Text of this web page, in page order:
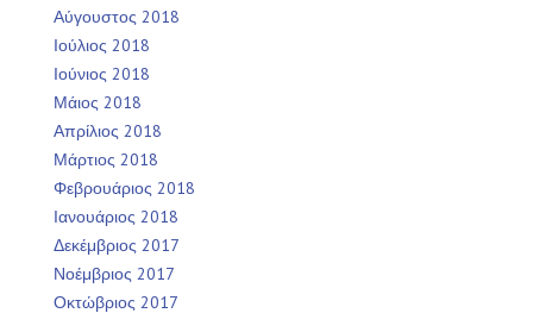
Αύγουστος 2018
Ιούλιος 2018
Ιούνιος 2018
Μάιος 2018
Απρίλιος 2018
Μάρτιος 2018
Φεβρουάριος 2018
Ιανουάριος 2018
Δεκέμβριος 2017
Νοέμβριος 2017
Οκτώβριος 2017